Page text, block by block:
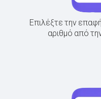
Επιλέξτε την
αριθμό από